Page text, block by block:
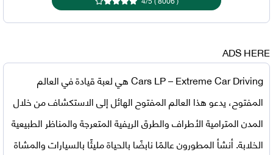
ADS HERE
Cars LP – Extreme Car Drivingهي لعبة قيادة في العالم
المفتوح، يدعو هذا العالم المفتوح الهائل إلى الاستكشاف من خلال
المدن المترامية الأطراف والطرق الريفية المتعرجة والمناظر الطبيعية
الخلابة. أنشأ المطورون عالمًا نابضًا بالحياة مليئًا بالسيارات والمشاة